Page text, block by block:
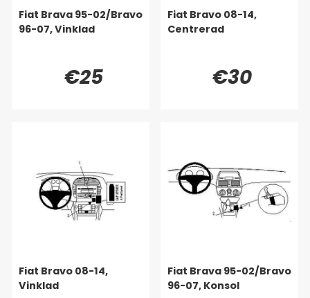
Fiat Brava 95-02/Bravo
96-07, Vinklad
€25
Fiat Bravo 08-14,
Centrerad
€30
Fiat Bravo 08-14,
Vinklad
Fiat Brava 95-02/Bravo
96-07, Konsol